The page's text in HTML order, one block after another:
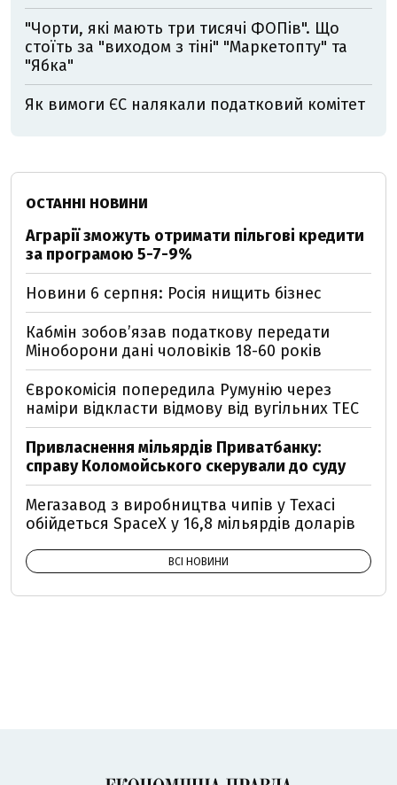
"Чорти, які мають три тисячі ФОПів". Що
стоїть за "виходом з тіні" "Маркетопту" та
"Ябка"
Як вимоги ЄС налякали податковий комітет
ОСТАННІ НОВИНИ
Аграрії зможуть отримати пільгові кредити
за програмою 5-7-9%
Новини 6 серпня: Росія нищить бізнес
Кабмін зобовʼязав податкову передати
Міноборони дані чоловіків 18-60 років
Єврокомісія попередила Румунію через
наміри відкласти відмову від вугільних ТЕС
Привласнення мільярдів Приватбанку:
справу Коломойського скерували до суду
Мегазавод з виробництва чипів у Техасі
обійдеться SpaceX у 16,8 мільярдів доларів
ВСІ НОВИНИ